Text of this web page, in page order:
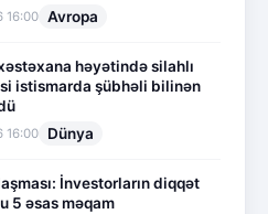
16:00 Avropa
həyətində silahlı
istismarda şübhəli bilinən
16:00 Dünya
İnvestorların diqqət
5 əsas məqam